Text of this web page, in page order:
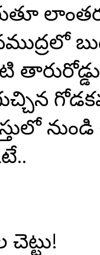
నుండి